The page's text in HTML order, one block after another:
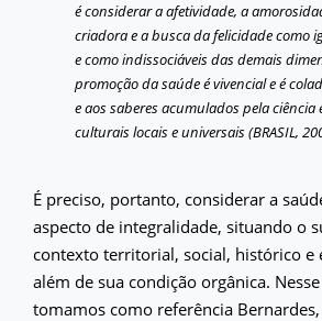
é considerar a afetividade, a
criadora e a busca da felicidade como
e como indissociáveis das demais
promoção da saúde é vivencial e é
e aos saberes acumulados pela ciência
culturais locais e universais (BRASIL,
É preciso, portanto, considerar a
aspecto de integralidade, situando o
contexto territorial, social, histórico e
além de sua condição orgânica.
tomamos como referência